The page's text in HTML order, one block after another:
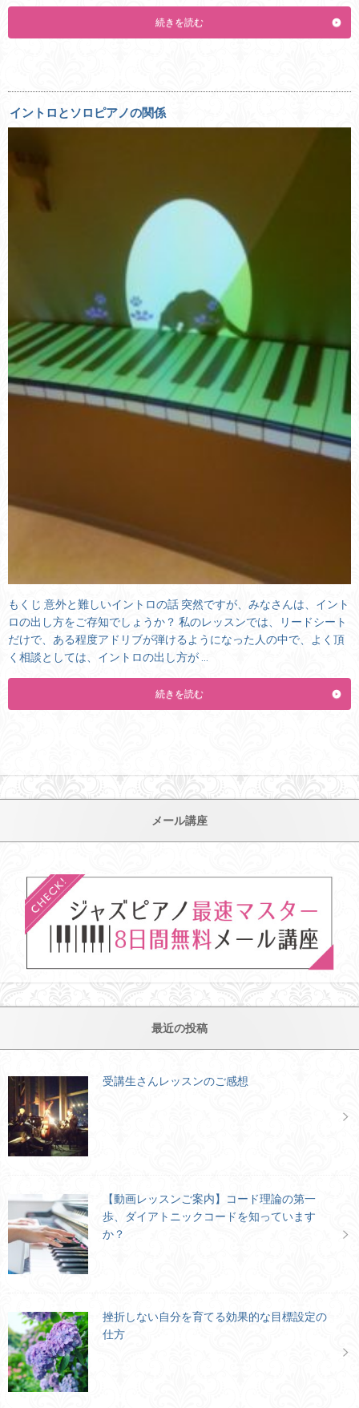
続きを読む
イントロとソロピアノの関係
もくじ 意外と難しいイントロの話 突然ですが、みなさんは、イント
ロの出し方をご存知でしょうか？ 私のレッスンでは、リードシート
だけで、ある程度アドリブが弾けるようになった人の中で、よく頂
く相談としては、イントロの出し方が …
続きを読む
メール講座
最近の投稿
受講生さんレッスンのご感想
【動画レッスンご案内】コード理論の第一
歩、ダイアトニックコードを知っています
か？
挫折しない自分を育てる効果的な目標設定の
仕方